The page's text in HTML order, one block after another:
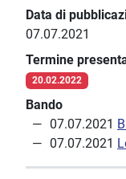
Data di
07.07.2021
Termine
20.02.2022
Bando
07.07.2021
07.07.2021